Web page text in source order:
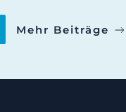
Mehr Beiträge